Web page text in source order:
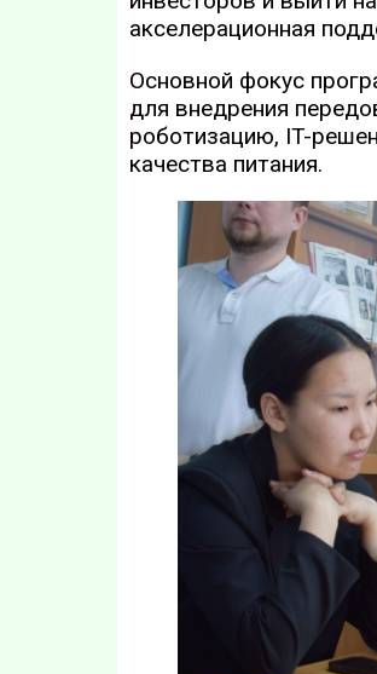
акселерационная
Основной фокус
для внедрения
роботизацию, IT-
качества питания.